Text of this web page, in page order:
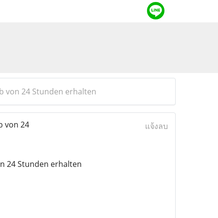
von 24 Stunden erhalten
von 24 แจ้งลบ
24 Stunden erhalten